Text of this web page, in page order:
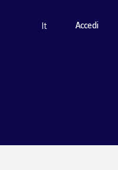
Accedi